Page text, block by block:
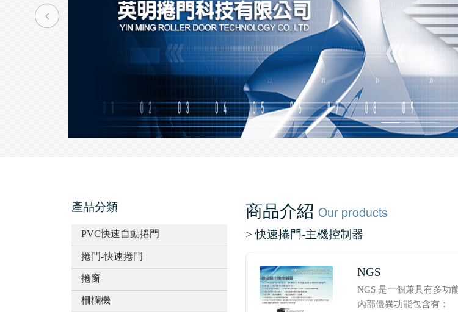

商品介紹 Our products
> 快速捲門-主機控制器
NGS
NGS 是一個兼具有多功
內部優異功能包含有：
產品分類
PVC快速自動捲門
捲門-快速捲門
捲窗
柵欄機